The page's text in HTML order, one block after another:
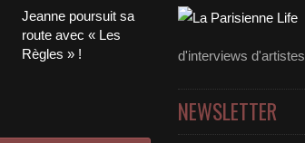
Jeanne poursuit sa
route avec « Les
Règles » !
d'interviews d'artistes
NEWSLETTER